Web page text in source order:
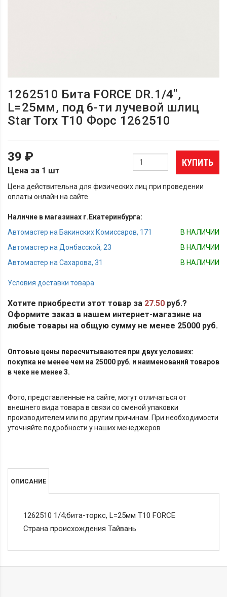
1262510 Бита FORCE DR.1/4",
L=25мм, под 6-ти лучевой шлиц
Star Torx Т10 Форс 1262510
39 ₽
Цена за 1 шт
КУПИТЬ
Цена действительна для физических лиц при проведении
оплаты онлайн на сайте
Наличие в магазинах г.Екатеринбурга:
Автомастер на Бакинских Комиссаров, 171
В НАЛИЧИИ
Автомастер на Донбасской, 23
В НАЛИЧИИ
Автомастер на Сахарова, 31
В НАЛИЧИИ
Условия доставки товара
Хотите приобрести этот товар за 27.50 руб.?
Оформите заказ в нашем интернет-магазине на
любые товары на общую сумму не менее 25000 руб.
Оптовые цены пересчитываются при двух условиях:
покупка не менее чем на 25000 руб. и наименований товаров
в чеке не менее 3.
Фото, представленные на сайте, могут отличаться от
внешнего вида товара в связи со сменой упаковки
производителем или по другим причинам. При необходимости
уточняйте подробности у наших менеджеров
ОПИСАНИЕ
1262510 1/4;бита-торкс, L=25мм Т10 FORCE
Страна происхождения Тайвань